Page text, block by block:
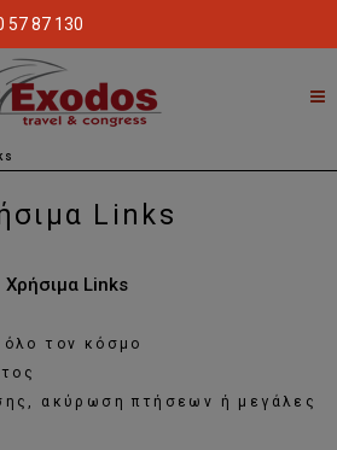
57 87 130
Links
Χρήσιμα Links
τον κόσμο
ακύρωση πτήσεων ή μεγάλες